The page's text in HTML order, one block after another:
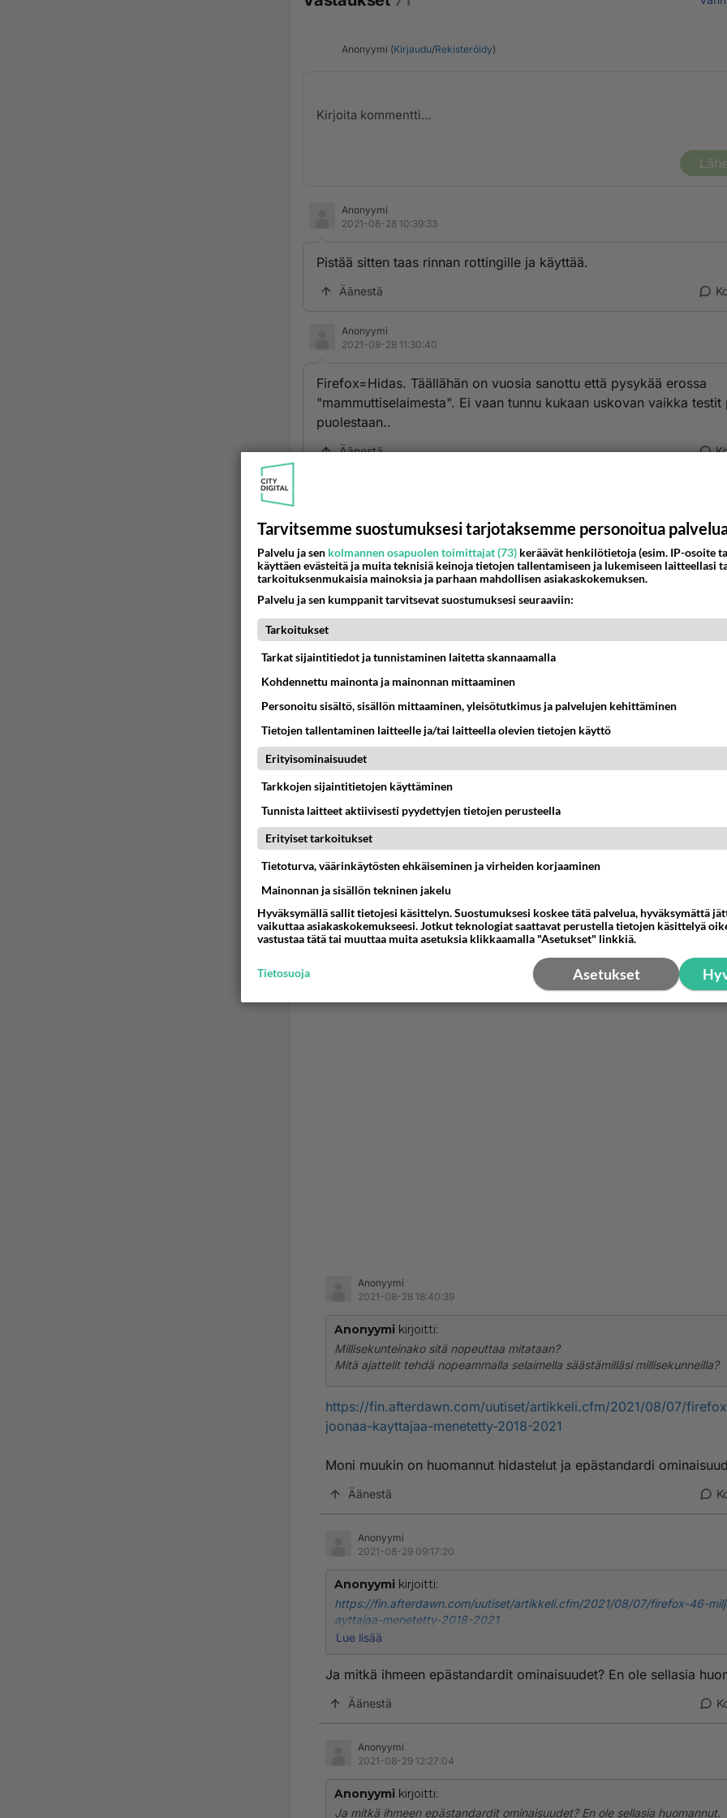
Anonyymi (Kirjaudu/Rekisteröidy)
Anonyymi
2021-08-28 10:39:33
Pistää sitten taas rinnan rottingille ja käyttää.
Äänestä
Anonyymi
2021-08-28 11:30:40
Firefox=Hidas. Täällähän on vuosia sanottu että pysykää erossa
"mammuttiselaimesta". Ei vaan tunnu kukaan uskovan vaikka testit
puolestaan..
Äänestä
"mammuttiselaimesta" on noita vapusjuttuja.
"Ei vaan tunnu kukaan uskovan" lukisit joskus uutisia niin tietäisit
jotain.
Äänestä
2021-08-28 18:00:48
Millisekunteinako sitä nopeuttaa mitataan?
Mitä ajattelit tehdä nopeammalla selaimella säästämilläsi
Anonyymi
2021-08-28 18:40:39
Anonyymi kirjoitti:
Millisekunteinako sitä nopeuttaa mitataan?
Mitä ajattelit tehdä nopeammalla selaimella säästämilläsi millisekunneilla?
https://fin.afterdawn.com/uutiset/artikkeli.cfm/2021/08/07/
joonaa-kayttajaa-menetetty-2018-2021
Moni muukin on huomannut hidastelut ja epästandardi
Äänestä
Anonyymi
2021-08-29 09:17:20
Anonyymi kirjoitti:
https://fin.afterdawn.com/uutiset/artikkeli.cfm/2021/08/07/firefox-46-
ayttajaa-menetetty-2018-2021
Lue lisää
Ja mitkä ihmeen epästandardit ominaisuudet? En ole sellasia
Äänestä
Anonyymi
2021-08-29 12:27:04
Anonyymi kirjoitti:
Ja mitkä ihmeen epästandardit ominaisuudet? En ole sellasia huomannut.
Tarvitsemme suostumuksesi tarjotaksemme personoitua
Palvelu ja sen kolmannen osapuolen toimittajat (73) keräävät henkilötietoja (esim. IP-osoite
käyttäen evästeitä ja muita teknisiä keinoja tietojen tallentamiseen ja lukemiseen laitteellasi
tarkoituksenmukaisia mainoksia ja parhaan mahdollisen asiakaskokemuksen.
Palvelu ja sen kumppanit tarvitsevat suostumuksesi seuraaviin:
Tarkoitukset
Tarkat sijaintitiedot ja tunnistaminen laitetta skannaamalla
Kohdennettu mainonta ja mainonnan mittaaminen
Personoitu sisältö, sisällön mittaaminen, yleisötutkimus ja palvelujen kehittäminen
Tietojen tallentaminen laitteelle ja/tai laitteella olevien tietojen käyttö
Erityisominaisuudet
Tarkkojen sijaintitietojen käyttäminen
Tunnista laitteet aktiivisesti pyydettyjen tietojen perusteella
Erityiset tarkoitukset
Tietoturva, väärinkäytösten ehkäiseminen ja virheiden korjaaminen
Mainonnan ja sisällön tekninen jakelu
Hyväksymällä sallit tietojesi käsittelyn. Suostumuksesi koskee tätä palvelua, hyväksymättä
vaikuttaa asiakaskokemukseesi. Jotkut teknologiat saattavat perustella tietojen käsittelyä
vastustaa tätä tai muuttaa muita asetuksia klikkaamalla "Asetukset" linkkiä.
Asetukset
Tietosuoja